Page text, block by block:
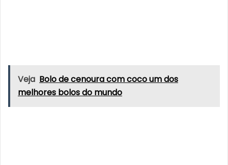
Veja Bolo de cenoura com coco um dos
melhores bolos do mundo